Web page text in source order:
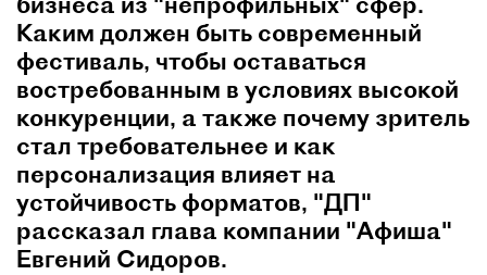
Каким должен быть современный
фестиваль, чтобы оставаться
востребованным в условиях высокой
конкуренции, а также почему зритель
стал требовательнее и как
персонализация влияет на
устойчивость форматов, "ДП"
рассказал глава компании "Афиша"
Евгений Сидоров.